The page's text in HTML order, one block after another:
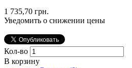
1 735,70 грн.
Уведомить о снижении цены
Кол-во
В корзину